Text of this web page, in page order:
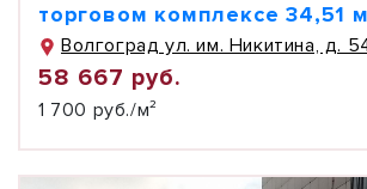
торговом комплексе 34,51
Волгоград ул. им. Никитина, д.
58 667 руб.
1 700 руб./м²